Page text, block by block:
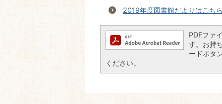
2019年度図書館だよりはこち
PDFファ
す。お持
ードボタ
ください。